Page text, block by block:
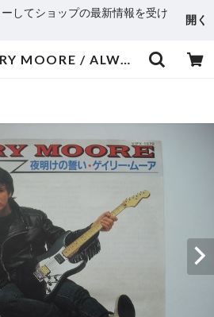
してショップの最新情報を受け
開く
【7"】GARY MOORE / ALWAYS GONNA LOVE YOU | aeromamas2000